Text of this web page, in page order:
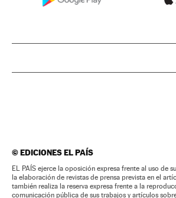
©EDICIONES EL PAÍS
EL PAÍS ejerce la oposición expresa frente al uso de
la elaboración de revistas de prensa prevista en el
también realiza la reserva expresa frente a la
comunicación pública de sus trabajos y artículos